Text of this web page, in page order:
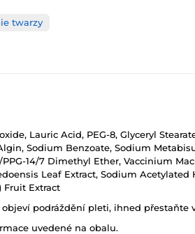
twarzy
Lauric Acid, PEG-8, Glyceryl
Sodium Benzoate, Sodium
14/​7 Dimethyl Ether, Vaccinium
Leaf Extract, Sodium
Fruit Extract
podráždění pleti, ihned přestaňte
uvedené na obalu.